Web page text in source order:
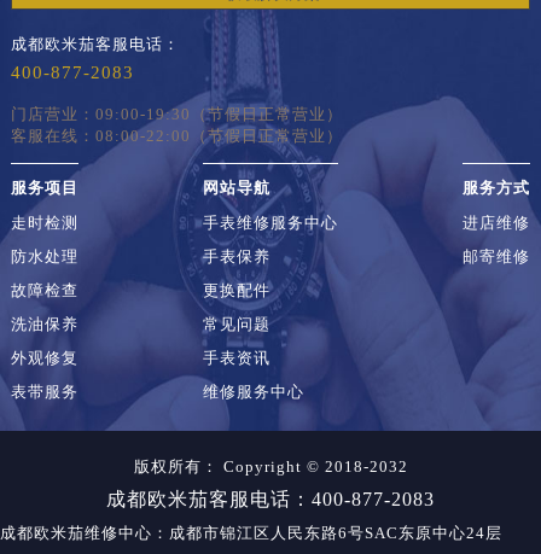
成都欧米茄客服电话：
400-877-2083
门店营业：09:00-19:30（节假日正常营业）
客服在线：08:00-22:00（节假日正常营业）
服务项目
走时检测
防水处理
故障检查
洗油保养
外观修复
表带服务
网站导航
手表维修服务中心
手表保养
更换配件
常见问题
手表资讯
维修服务中心
服务方式
进店维修
邮寄维修
版权所有： Copyright © 2018-2032
成都欧米茄客服电话：400-877-2083
成都欧米茄维修中心 ：成都市锦江区人民东路6号SAC东原中心24层